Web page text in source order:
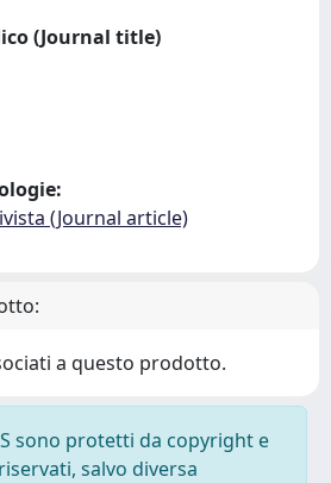
(Journal title)
(Journal article)
a questo prodotto.
sono protetti da copyright e
salvo diversa